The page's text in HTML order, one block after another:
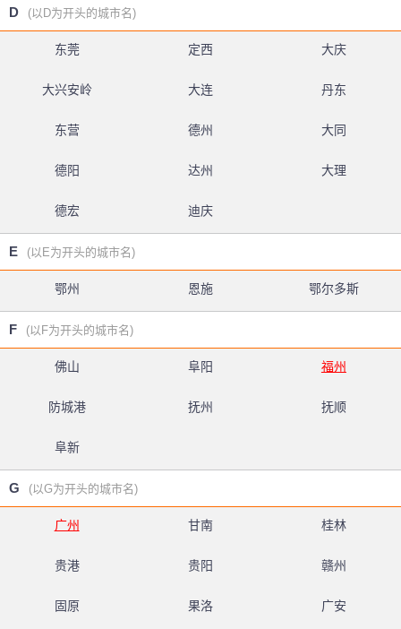
D (以D为开头的城市名)
东莞 定西 大庆
大兴安岭 大连 丹东
东营 德州 大同
德阳 达州 大理
德宏 迪庆
E (以E为开头的城市名)
鄂州 恩施 鄂尔多斯
F (以F为开头的城市名)
佛山 阜阳 福州
防城港 抚州 抚顺
阜新
G (以G为开头的城市名)
广州 甘南 桂林
贵港 贵阳 赣州
固原 果洛 广安